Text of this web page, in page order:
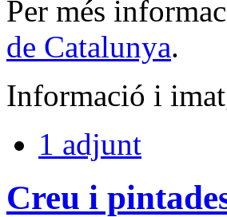
Per més
de Catalunya.
Informació i
1 adjunt
Creu i